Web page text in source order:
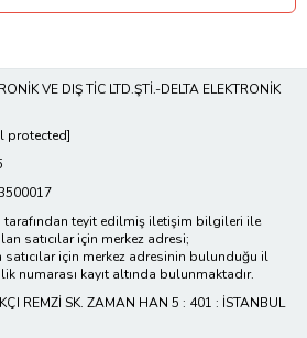
VE DIŞ TİC LTD.ŞTİ.-DELTA ELEKTRONİK
protected]
tarafından teyit edilmiş iletişim bilgileri ile
satıcılar için merkez adresi;
için merkez adresinin bulunduğu il
numarası kayıt altında bulunmaktadır.
REMZİ SK. ZAMAN HAN 5 : 401 : İSTANBUL